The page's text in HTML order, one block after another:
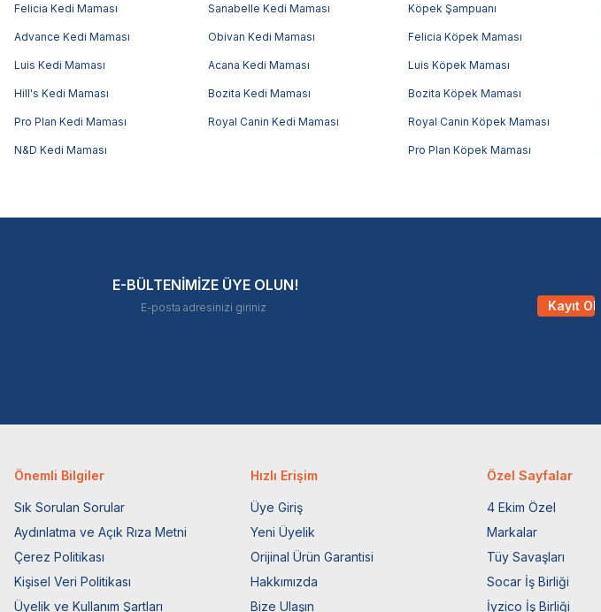
Felicia Kedi Maması Sanabelle Kedi Maması
Advance Kedi Maması Obivan Kedi Maması
Luis Kedi Maması Acana Kedi Maması
Hill's Kedi Maması Bozita Kedi Maması
Pro Plan Kedi Maması Royal Canin Kedi Maması
N&D Kedi Maması
Köpek Şampuanı
Felicia Köpek Maması
Luis Köpek Maması
Bozita Köpek Maması
Royal Canin Köpek Maması
Pro Plan Köpek Maması
E-BÜLTENİMİZE ÜYE OLUN!
Kayıt Ol
Önemli Bilgiler
Sık Sorulan Sorular
Aydınlatma ve Açık Rıza Metni
Çerez Politikası
Kişisel Veri Politikası
Üyelik ve Kullanım Şartları
Hızlı Erişim
Üye Giriş
Yeni Üyelik
Orijinal Ürün Garantisi
Hakkımızda
Bize Ulaşın
Özel Sayfalar
4 Ekim Özel
Markalar
Tüy Savaşları
Socar İş Birliği
İyzico İş Birliği